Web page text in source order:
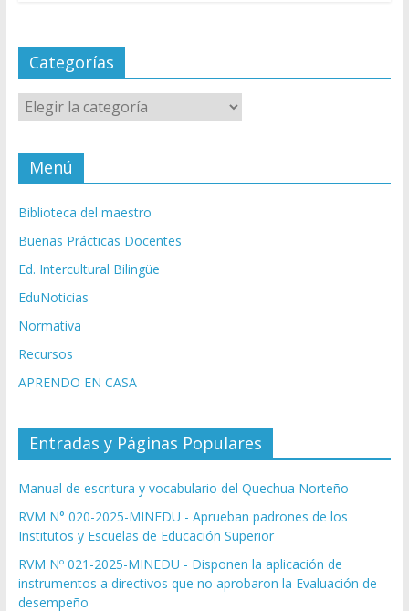
Categorías
Categorías
Menú
Biblioteca del maestro
Buenas Prácticas Docentes
Ed. Intercultural Bilingüe
EduNoticias
Normativa
Recursos
APRENDO EN CASA
Entradas y Páginas Populares
Manual de escritura y vocabulario del Quechua Norteño
RVM N° 020-2025-MINEDU - Aprueban padrones de los
Institutos y Escuelas de Educación Superior
RVM Nº 021-2025-MINEDU - Disponen la aplicación de
instrumentos a directivos que no aprobaron la Evaluación de
desempeño